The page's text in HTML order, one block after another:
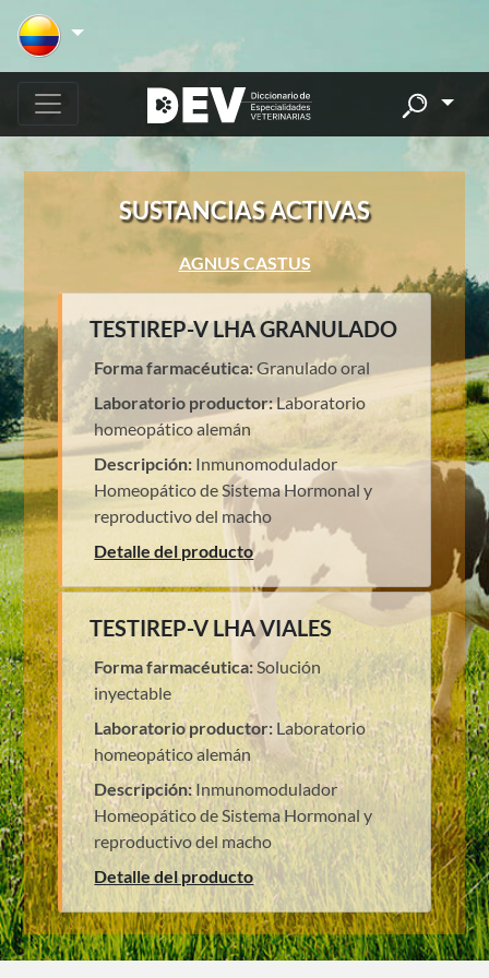
SUSTANCIAS ACTIVAS
AGNUS CASTUS
TESTIREP-V LHA GRANULADO
Forma farmacéutica:Granulado oral
Laboratorio productor:Laboratorio
homeopático alemán
Descripción: Inmunomodulador
Homeopático de Sistema Hormonal y
reproductivo del macho
Detalle del producto
TESTIREP-V LHA VIALES
Forma farmacéutica:Solución
inyectable
Laboratorio productor: Laboratorio
homeopático alemán
Descripción:Inmunomodulador
Homeopático de Sistema Hormonal y
reproductivo del macho
Detalle del producto